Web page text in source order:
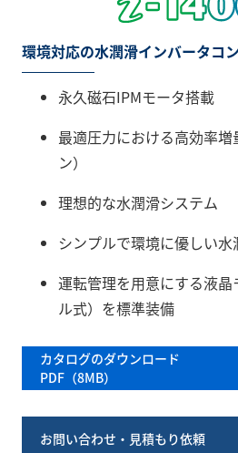
環境対応の水潤滑インバータコ
永久磁石IPMモータ搭載
最適圧力における高効率
ン）
理想的な水潤滑システム
シンプルで環境に優しい水
運転管理を用意にする液
ル式）を標準装備
カタログのダウンロード
PDF（8MB）
お問い合わせ・見積もり依頼